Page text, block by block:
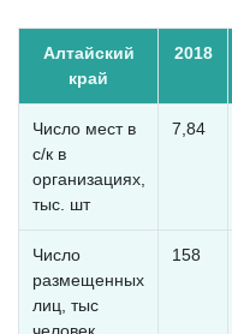
Алтайский
край
2018
Число мест в
с/к в
организациях,
тыс. шт
7,84
Число
размещенных
лиц, тыс
158